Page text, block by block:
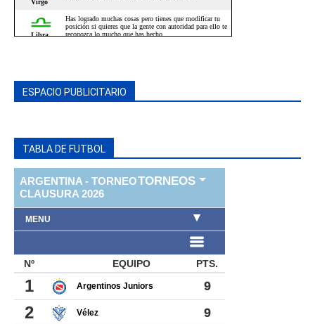
ESPACIO PUBLICITARIO
TABLA DE FUTBOL